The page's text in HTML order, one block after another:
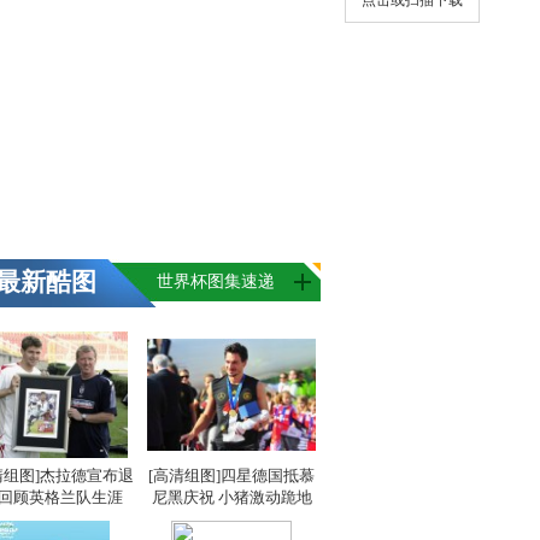
新酷图 世界杯图集速递
图]杰拉德宣布退
顾英格兰队生涯
[高清组图]四星德国抵慕
尼黑庆祝 小猪激动跪地